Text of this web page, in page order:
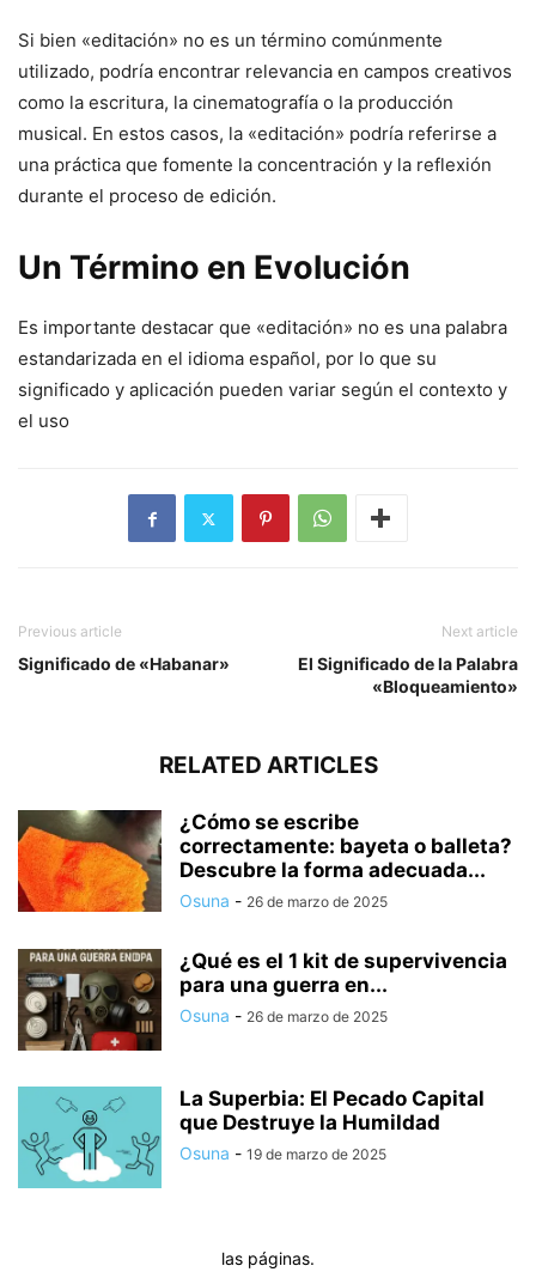
Si bien «editación» no es un término comúnmente
utilizado, podría encontrar relevancia en campos creativos
como la escritura, la cinematografía o la producción
musical. En estos casos, la «editación» podría referirse a
una práctica que fomente la concentración y la reflexión
durante el proceso de edición.
Un Término en Evolución
Es importante destacar que «editación» no es una palabra
estandarizada en el idioma español, por lo que su
significado y aplicación pueden variar según el contexto y
el uso
Previous article
Significado de «Habanar»
Next article
El Significado de la Palabra
«Bloqueamiento»
RELATED ARTICLES
¿Cómo se escribe
correctamente: bayeta o balleta?
Descubre la forma adecuada...
Osuna - 26 de marzo de 2025
¿Qué es el 1 kit de supervivencia
para una guerra en...
Osuna - 26 de marzo de 2025
La Superbia: El Pecado Capital
que Destruye la Humildad
Osuna - 19 de marzo de 2025
las páginas.